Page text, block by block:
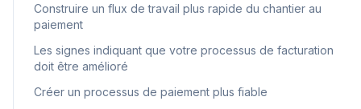
Construire un flux de travail plus rapide du chantier au
paiement
Les signes indiquant que votre processus de facturation
doit être amélioré
Créer un processus de paiement plus fiable